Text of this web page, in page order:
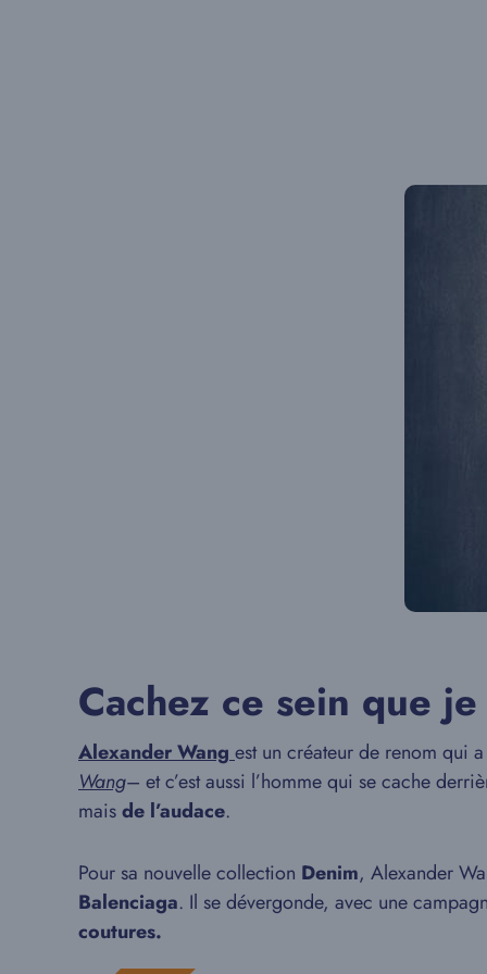
Cachez ce sein que
Alexander Wang est un créateur de renom qui
Wang– et c’est aussi l’homme qui se cache
maisde l’audace.
Pour sa nouvelle collection Denim, Alexander
Balenciaga. Il se dévergonde, avec une
coutures.